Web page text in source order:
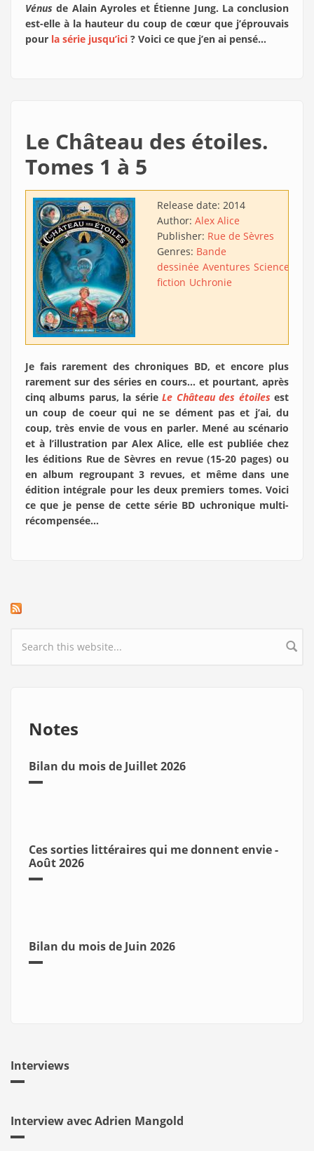
Vénus de Alain Ayroles et Étienne Jung. La conclusion
est-elle à la hauteur du coup de cœur que j’éprouvais
pour la série jusqu’ici ? Voici ce que j’en ai pensé…
Le Château des étoiles.
Tomes 1 à 5
Release date: 2014
Author: Alex Alice
Publisher: Rue de Sèvres
Genres: Bande
dessinée Aventures Science-
fiction Uchronie
Je fais rarement des chroniques BD, et encore plus
rarement sur des séries en cours… et pourtant, après
cinq albums parus, la série Le Château des étoiles est
un coup de coeur qui ne se dément pas et j’ai, du
coup, très envie de vous en parler. Mené au scénario
et à l’illustration par Alex Alice, elle est publiée chez
les éditions Rue de Sèvres en revue (15-20 pages) ou
en album regroupant 3 revues, et même dans une
édition intégrale pour les deux premiers tomes. Voici
ce que je pense de cette série BD uchronique multi-
récompensée…
Search form
Notes
Bilan du mois de Juillet 2026
Ces sorties littéraires qui me donnent envie -
Août 2026
Bilan du mois de Juin 2026
Interviews
Interview avec Adrien Mangold